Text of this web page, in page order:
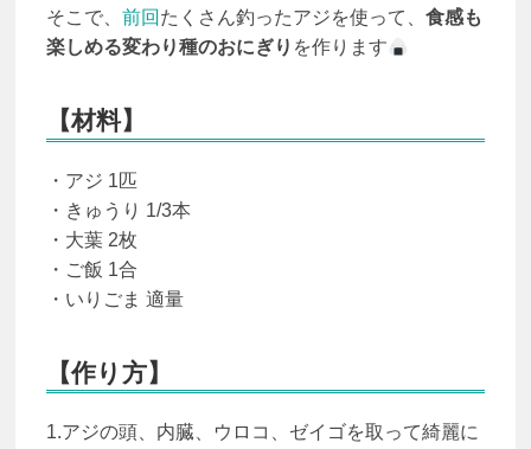
そこで、 前回 たくさん釣ったアジを使って、 食感も
楽しめる変わり種のおにぎり を作ります
【材料】
・アジ 1匹
・きゅうり 1/3本
・大葉 2枚
・ご飯 1合
・いりごま 適量
【作り方】
1.アジの頭、内臓、ウロコ、ゼイゴを取って綺麗に